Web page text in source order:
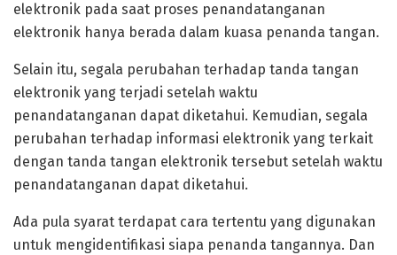
elektronik pada saat proses penandatanganan
elektronik hanya berada dalam kuasa penanda tangan.
Selain itu, segala perubahan terhadap tanda tangan
elektronik yang terjadi setelah waktu
penandatanganan dapat diketahui. Kemudian, segala
perubahan terhadap informasi elektronik yang terkait
dengan tanda tangan elektronik tersebut setelah waktu
penandatanganan dapat diketahui.
Ada pula syarat terdapat cara tertentu yang digunakan
untuk mengidentifikasi siapa penanda tangannya. Dan